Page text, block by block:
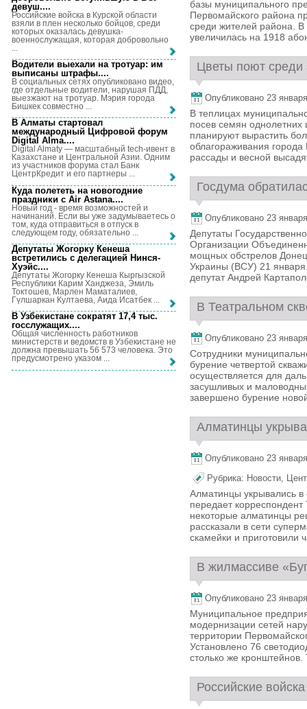
базы муниципального
Первомайского района
среди жителей района.
увеличилась на 1918
Цветы поют среди
Опубликовано 23
В теплицах
посев семян однолетних
планируют вырастить
облагораживания
рассады и весной
Госдума
Опубликовано 23
Депутаты
Организации
мощных обстрелов
Украины (ВСУ) 21
депутат Андрей
В Театральном
Опубликовано 23
Сотрудники
бурение четвертой
осуществляется для
засушливых и
завершено бурение
Алматинцы
Опубликовано 23
Рубрика: Новости,
Алматинцы укрывались в
передает
некоторые алматинцы
рассказали в сети
скамейки и приготовили
В жилмассиве
Опубликовано 23
Муниципальное
модернизации сетей
территории
Установлено 76
столько же кронштейнов.
Российские
девуш....
Российские войска в Курской области
взяли в плен несколько бойцов, среди
которых оказалась девушка-
военнослужащая, которая добровольно
Водители выехали на тротуар: им
выписаны штрафы....
В социальных сетях опубликовано видео,
где отдельные водители, нарушая ПДД,
выезжают на тротуар. Мэрия города
Бишкек совместно ...
В Алматы стартовал
международный Цифровой форум
Digital Alma....
Digital Almaty — масштабный tech-ивент в
Казахстане и Центральной Азии. Одним
из участников форума стал Банк
ЦентрКредит и его партнеры ...
Куда полететь на новогодние
праздники с Air Astana....
Новый год - время возможностей и
начинаний. Если вы уже задумываетесь о
том, куда отправиться в отпуск в
следующем году, обязательно ...
Депутаты Жогорку Кенеша
встретились с делегацией Нинся-
Хуэйс....
Депутаты Жогорку Кенеша Кыргызской
Республики Карим Ханджеза, Эмиль
Токтошев, Марлен Маматалиев,
Гүлшаркан Култаева, Аида Исатбек ...
В Узбекистане сократят 17,4 тыс.
госслужащих....
Общая численность работников
министерств и ведомств в Узбекистане не
должна превышать 56 573 человека. Это
предусмотрено указом ...